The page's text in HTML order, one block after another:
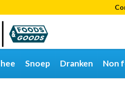
Snoep Dranken Non